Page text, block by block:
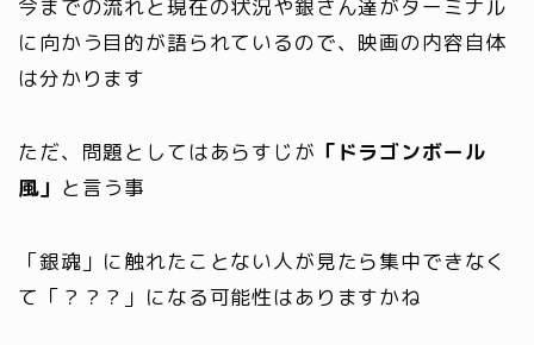
今までの流れと現在の状況や銀さん達がターミナル
に向かう目的が語られているので、映画の内容自体
は分かります
ただ、問題としてはあらすじが 「ドラゴンボール
風」 と言う事
「銀魂」に触れたことない人が見たら集中できなく
て「？？？」になる可能性はありますかね